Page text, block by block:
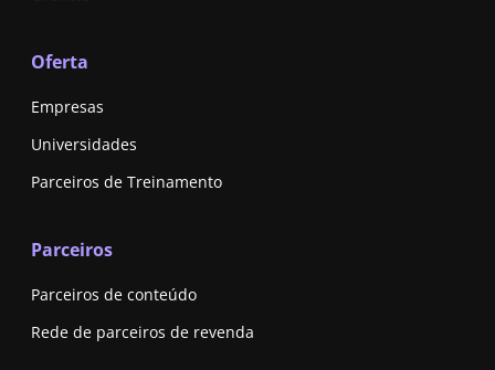
Oferta
Empresas
Universidades
Parceiros de Treinamento
Parceiros
Parceiros de conteúdo
Rede de parceiros de revenda